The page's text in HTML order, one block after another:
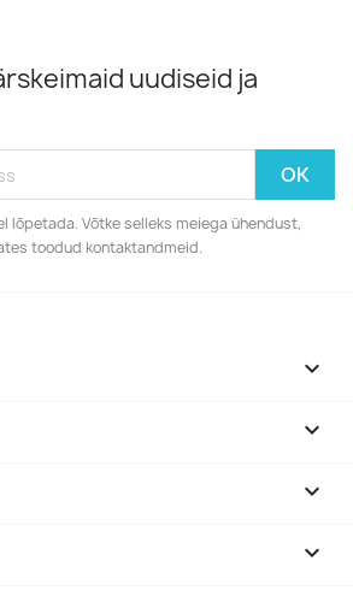
uudiseid ja
lõpetada. Võtke selleks meiega ühendust,
toodud kontaktandmeid.



keyboard_arrow_down